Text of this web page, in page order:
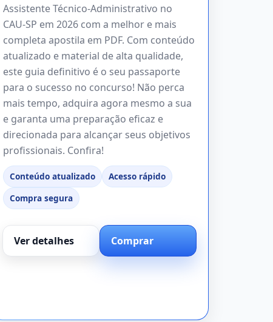
Assistente Técnico-Administrativo no
CAU-SP em 2026 com a melhor e mais
completa apostila em PDF. Com conteúdo
atualizado e material de alta qualidade,
este guia definitivo é o seu passaporte
para o sucesso no concurso! Não perca
mais tempo, adquira agora mesmo a sua
e garanta uma preparação eficaz e
direcionada para alcançar seus objetivos
profissionais. Confira!
Conteúdo atualizado
Acesso rápido
Compra segura
Ver detalhes Comprar